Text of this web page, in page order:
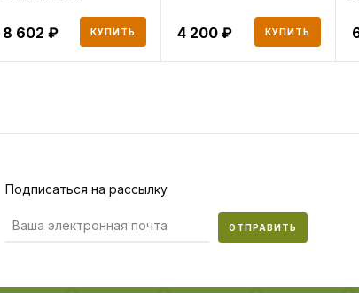
8 602 КУПИТЬ 4 200 КУПИТЬ
Подписаться на рассылку
ОТПРАВИТЬ